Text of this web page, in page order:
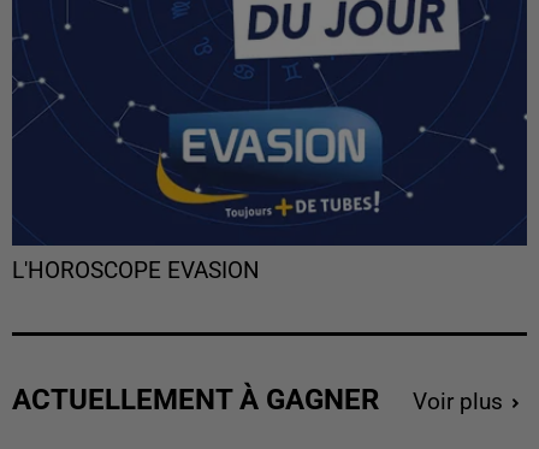
L'HOROSCOPE EVASION
ACTUELLEMENT À GAGNER Voir plus